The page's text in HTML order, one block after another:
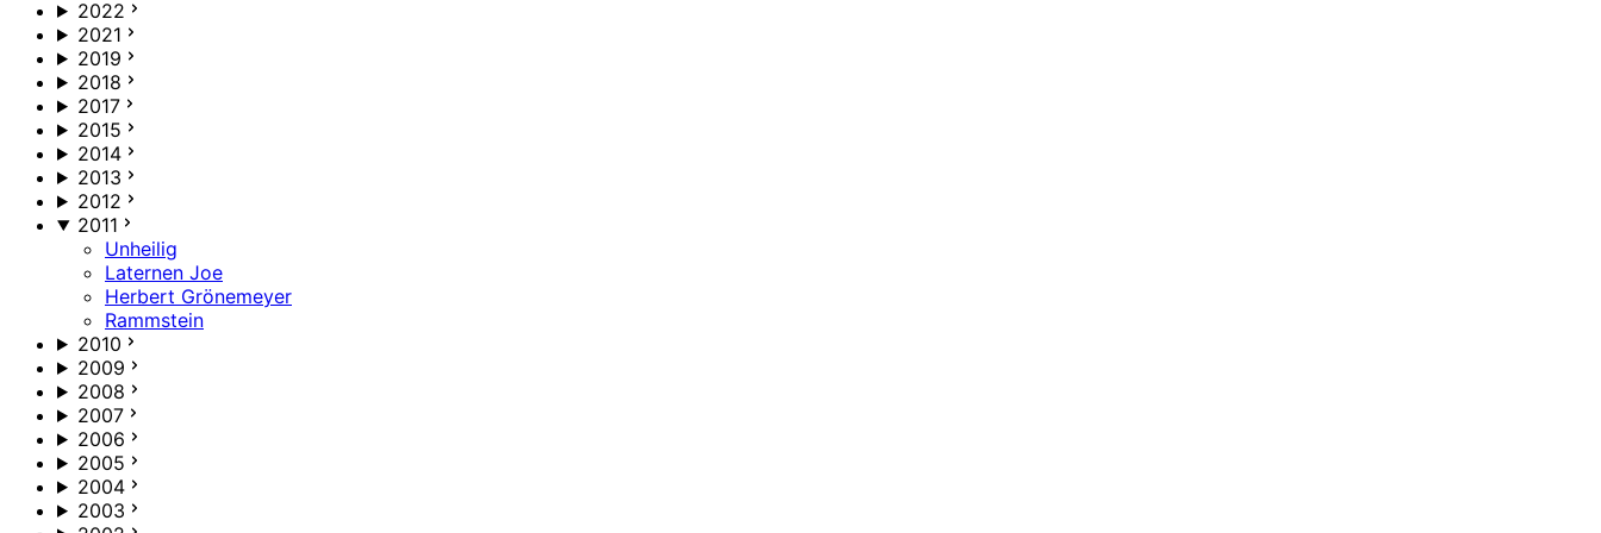
2022
2021
2019
2018
2017
2015
2014
2013
2012
2011
Unheilig
Laternen Joe
Herbert Grönemeyer
Rammstein
2010
2009
2008
2007
2006
2005
2004
2003